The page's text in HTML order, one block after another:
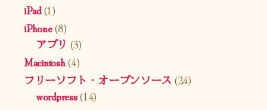
iPad(1)
iPhone(8)
アプリ (3)
Macintosh(4)
フリーソフト・オープンソース (24)
wordpress(14)